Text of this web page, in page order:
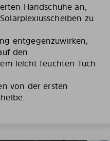
Handschuhe an,
zu
entgegenzuwirken,
den
leicht feuchten Tuch
von der ersten